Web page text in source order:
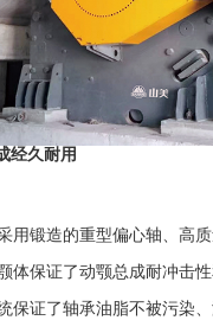
久耐用
锻造的重型偏心轴、高质
体保证了动颚总成耐冲击
保证了轴承油脂不被污染